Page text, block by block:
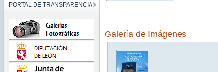
PORTAL DE TRANSPARENCIA
Galería de Imágenes